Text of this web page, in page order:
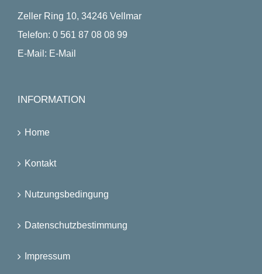
Zeller Ring 10, 34246 Vellmar
Telefon: 0 561 87 08 08 99
E-Mail: E-Mail
INFORMATION
Home
Kontakt
Nutzungsbedingung
Datenschutzbestimmung
Impressum